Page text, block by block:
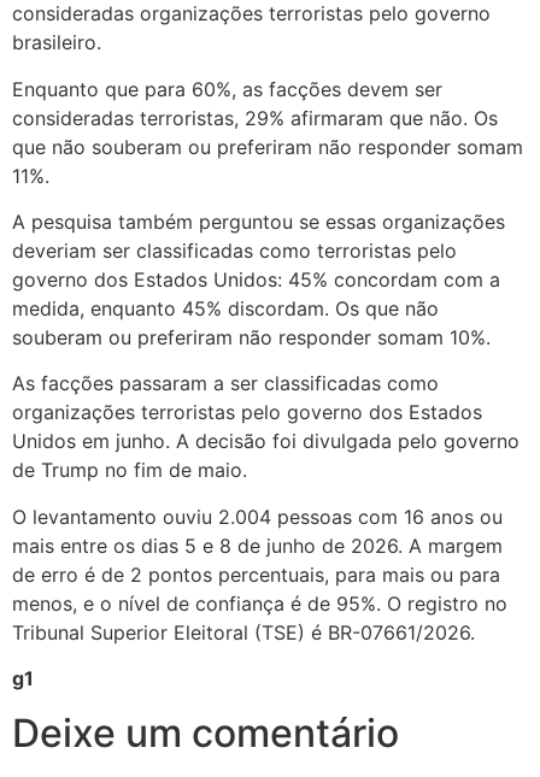
consideradas organizações terroristas pelo governo
brasileiro.
Enquanto que para 60%, as facções devem ser
consideradas terroristas, 29% afirmaram que não. Os
que não souberam ou preferiram não responder somam
11%.
A pesquisa também perguntou se essas organizações
deveriam ser classificadas como terroristas pelo
governo dos Estados Unidos: 45% concordam com a
medida, enquanto 45% discordam. Os que não
souberam ou preferiram não responder somam 10%.
As facções passaram a ser classificadas como
organizações terroristas pelo governo dos Estados
Unidos em junho. A decisão foi divulgada pelo governo
de Trump no fim de maio.
O levantamento ouviu 2.004 pessoas com 16 anos ou
mais entre os dias 5 e 8 de junho de 2026. A margem
de erro é de 2 pontos percentuais, para mais ou para
menos, e o nível de confiança é de 95%. O registro no
Tribunal Superior Eleitoral (TSE) é BR-07661/2026.
g1
Deixe um comentário